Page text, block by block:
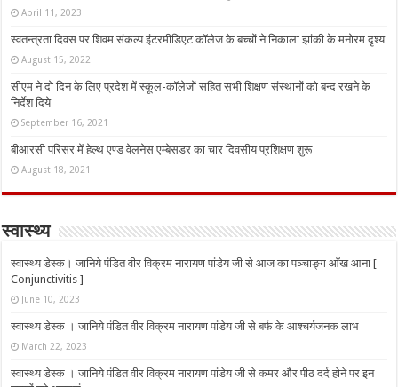
April 11, 2023
स्वतन्त्रता दिवस पर शिवम संकल्प इंटरमीडिएट कॉलेज के बच्चों ने निकाला झांकी के मनोरम दृश्य
August 15, 2022
सीएम ने दो दिन के लिए प्रदेश में स्कूल-कॉलेजों सहित सभी शिक्षण संस्थानों को बन्द रखने के
निर्देश दिये
September 16, 2021
बीआरसी परिसर में हेल्थ एण्ड वेलनेस एम्बेसडर का चार दिवसीय प्रशिक्षण शुरू
August 18, 2021
स्वास्थ्य
स्वास्थ्य डेस्क। जानिये पंडित वीर विक्रम नारायण पांडेय जी से आज का पञ्चाङ्ग आँख आना [
Conjunctivitis ]
June 10, 2023
स्वास्थ्य डेस्क । जानिये पंडित वीर विक्रम नारायण पांडेय जी से बर्फ के आश्चर्यजनक लाभ
March 22, 2023
स्वास्थ्य डेस्क । जानिये पंडित वीर विक्रम नारायण पांडेय जी से कमर और पीठ दर्द होने पर इन